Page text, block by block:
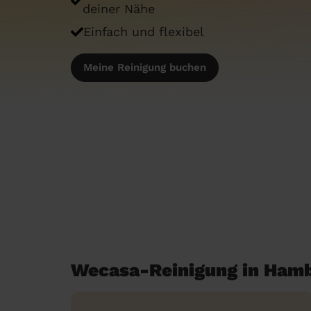
deiner Nähe
Einfach und flexibel
Meine Reinigung buchen
Wecasa-Reinigung in